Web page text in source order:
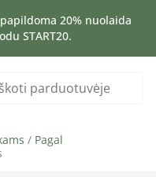
20% nuolaida
START20.
/ Pagal